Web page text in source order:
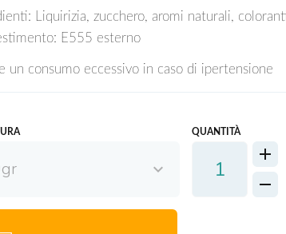
Liquirizia, zucchero, aromi naturali,
E555 esterno
un consumo eccessivo in caso di ipertensione
QUANTITÀ